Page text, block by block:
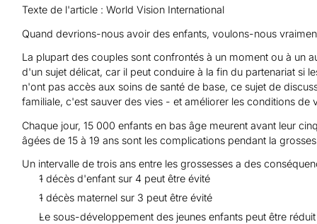
Texte de l'article : World Vision International
Quand devrions-nous avoir des enfants, voulons-nous
La plupart des couples sont confrontés à un moment ou à un
d'un sujet délicat, car il peut conduire à la fin du partenariat si
n'ont pas accès aux soins de santé de base, ce sujet de
familiale, c'est sauver des vies - et améliorer les conditions de
Chaque jour, 15 000 enfants en bas âge meurent avant leur
âgées de 15 à 19 ans sont les complications pendant la
Un intervalle de trois ans entre les grossesses a des
1 décès d'enfant sur 4 peut être évité
1 décès maternel sur 3 peut être évité
Le sous-développement des jeunes enfants peut être